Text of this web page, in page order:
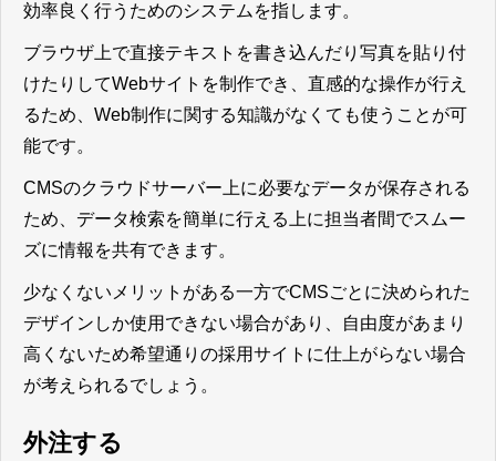
効率良く行うためのシステムを指します。
ブラウザ上で直接テキストを書き込んだり写真を貼り付
けたりしてWebサイトを制作でき、直感的な操作が行え
るため、Web制作に関する知識がなくても使うことが可
能です。
CMSのクラウドサーバー上に必要なデータが保存される
ため、データ検索を簡単に行える上に担当者間でスムー
ズに情報を共有できます。
少なくないメリットがある一方でCMSごとに決められた
デザインしか使用できない場合があり、自由度があまり
高くないため希望通りの採用サイトに仕上がらない場合
が考えられるでしょう。
外注する